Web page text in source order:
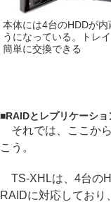
本体には4台のHDDが内
うになっている。トレ
簡単に交換できる
■RAIDとレプリケーシ
それでは、ここか
こう。
TS-XHLは、4台の
RAIDに対応してお